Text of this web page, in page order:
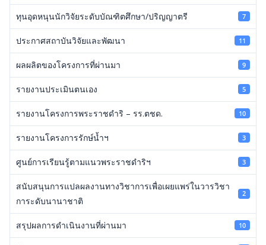
ทุนอุดหนุนนักวิจัยระดับบัณฑิตศึกษา/ปริญญาตรี 7
ประกาศสถาบันวิจัยและพัฒนา 11
ผลผลิตของโครงการที่ผ่านมา 9
รายงานประเมินตนเอง 5
รายงานโครงการพระราชดำริ – รร.ตชด. 10
รายงานโครงการรักษ์น้ำฯ 3
ศูนย์การเรียนรู้ตามแนวพระราชดำริฯ 3
สนับสนุนการแปลผลงานทางวิชาการเพื่อเผยแพร่ในวารวิชา
การะดับนานาชาติ
2
สรุปผลการดำเนินงานที่ผ่านมา 10